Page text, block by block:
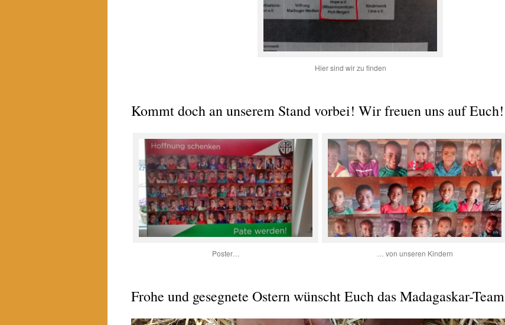
Hier sind wir zu finden
Kommt doch an unserem Stand vorbei! Wir freuen uns auf Euch!
Poster… … von unseren Kindern
Frohe und gesegnete Ostern wünscht Euch das Madagaskar-Team